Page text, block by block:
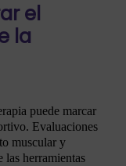
el
la
puede marcar
Evaluaciones
muscular y
las herramientas